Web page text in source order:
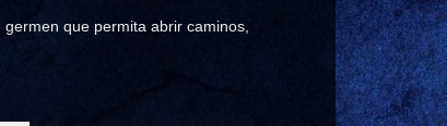
que permita abrir caminos,